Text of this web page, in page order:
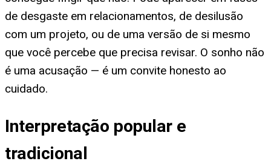
de desgaste em relacionamentos, de desilusão
com um projeto, ou de uma versão de si mesmo
que você percebe que precisa revisar. O sonho não
é uma acusação — é um convite honesto ao
cuidado.
Interpretação popular e
tradicional